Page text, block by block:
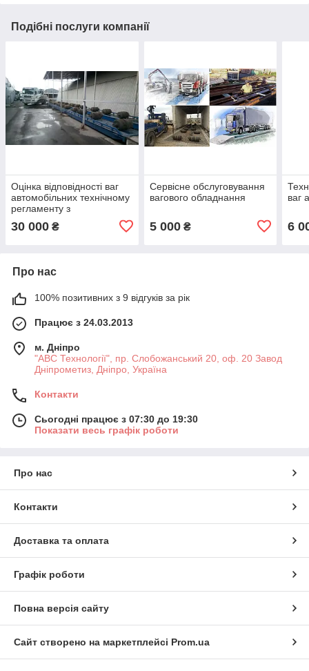
Подібні послуги компанії
Оцінка відповідності ваг
автомобільних технічному
регламенту з
використанням еталоних
гир
30 000 ₴
Сервісне обслуговування
вагового обладнання
5 000₴
ваг
6
Про нас
100% позитивних з 9 відгуків за рік
Працює з 24.03.2013
м. Дніпро
"АВС Технології", пр. Слобожанський 20, оф. 20 Завод
Дніпрометиз, Дніпро, Україна
Контакти
Сьогодні працює з 07:30 до 19:30
Показати весь графік роботи
Про нас
Контакти
Доставка та оплата
Графік роботи
Повна версія сайту
Сайт створено на маркетплейсі Prom.ua